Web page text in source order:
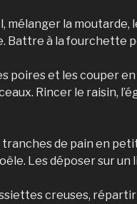
mélanger la moutarde,
Battre à la fourchette
poires et les couper
Rincer le raisin,
de pain en
Les déposer sur un
creuses, répartir